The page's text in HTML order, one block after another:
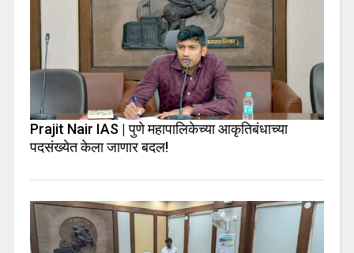
Prajit Nair IAS | पुणे महापालिकेच्या आकृतिबंधाच्या
पदसंख्येत केला जाणार बदल!